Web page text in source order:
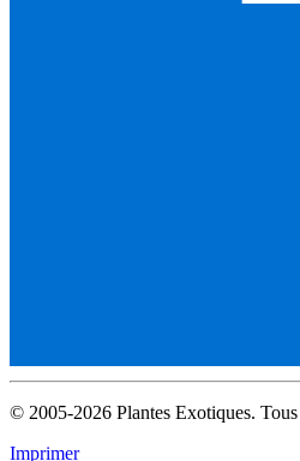
© 2005-2026 Plantes Exotiques. Tous
Imprimer